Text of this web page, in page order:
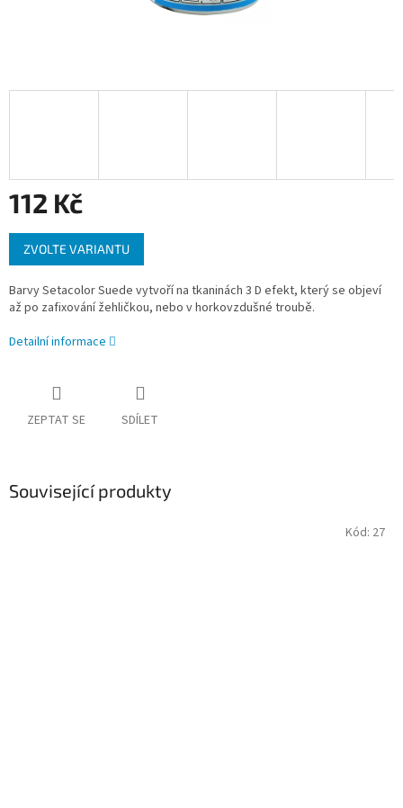
112 Kč
Měrná
cena:
ZVOLTE VARIANTU
Barvy Setacolor Suede vytvoří na tkaninách 3 D efekt, který se objeví
až po zafixování žehličkou, nebo v horkovzdušné troubě.
Detailní informace
ZEPTAT SE SDÍLET
Související produkty
Kód: 27